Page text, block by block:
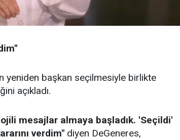
yeniden başkan seçilmesiyle birlikte
açıkladı.
mesajlar almaya başladık. 'Seçildi'
verdim" diyen DeGeneres,